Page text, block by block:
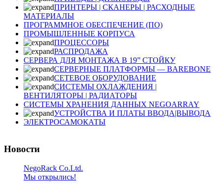
ПРИНТЕРЫ | СКАНЕРЫ | РАСХОДНЫЕ
МАТЕРИАЛЫ
ПРОГРАММНОЕ ОБЕСПЕЧЕНИЕ (ПО)
ПРОМЫШЛЕННЫЕ КОРПУСА
ПРОЦЕССОРЫ
РАСПРОДАЖА
СЕРВЕРА ДЛЯ МОНТАЖА В 19” СТОЙКУ
СЕРВЕРНЫЕ ПЛАТФОРМЫ — BAREBONE
СЕТЕВОЕ ОБОРУДОВАНИЕ
СИСТЕМЫ ОХЛАЖДЕНИЯ |
ВЕНТИЛЯТОРЫ | РАДИАТОРЫ
СИСТЕМЫ ХРАНЕНИЯ ДАННЫХ NEGOARRAY
УСТРОЙСТВА И ПЛАТЫ ВВОДА|ВЫВОДА
ЭЛЕКТРОСАМОКАТЫ
Новости
NegoRack Co.Ltd.
Мы открылись!